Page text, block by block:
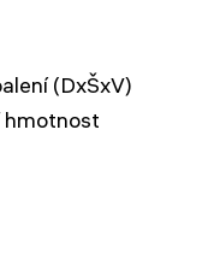
(DxŠxV)
hmotnost